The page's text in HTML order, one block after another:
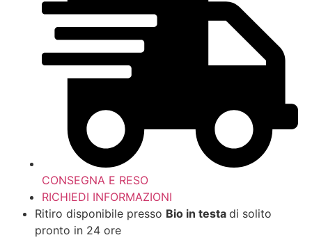
CONSEGNA E RESO
RICHIEDI INFORMAZIONI
Ritiro disponibile presso Bio in testa di solito
pronto in 24 ore